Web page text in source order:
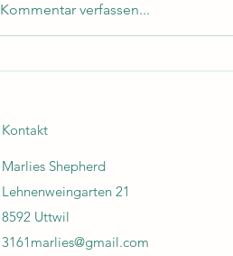
Kommentar verfassen...
Kontakt
Marlies Shepherd
Lehnenweingarten 21
8592 Uttwil
3161marlies@gmail.com